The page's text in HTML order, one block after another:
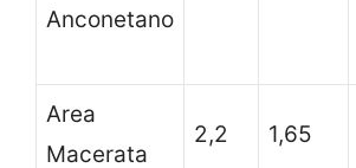
Anconetano
Area
Macerata
2,2 1,65